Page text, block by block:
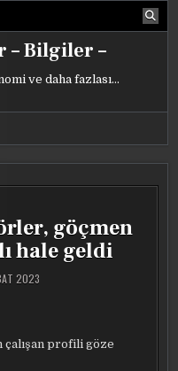
– Bilgiler –
ve daha fazlası…
göçmen
hale geldi
2023
çalışan profili göze